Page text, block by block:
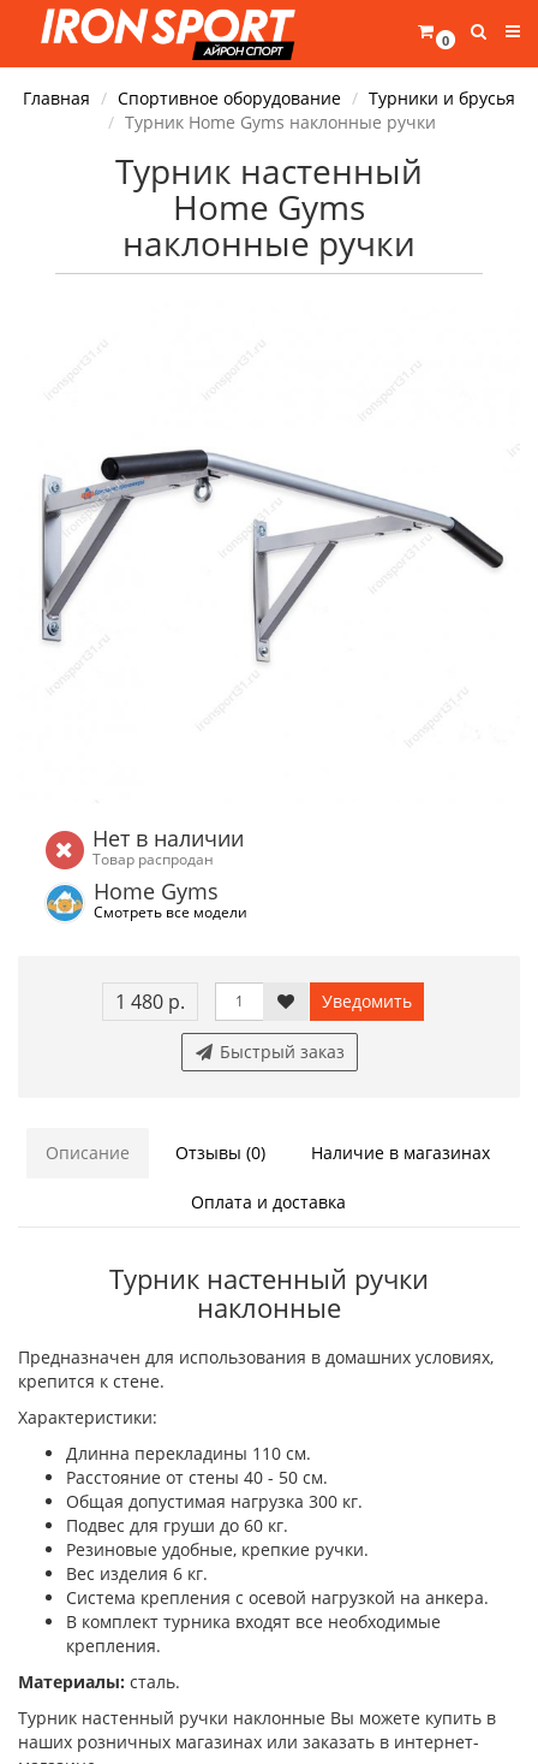
0
Главная Спортивное оборудование
Турники и брусья
Турник Home Gyms наклонные ручки
Турник настенный
Home Gyms
наклонные ручки
Нет в наличии
Товар распродан
Home Gyms
Смотреть все модели
1 480 р. Уведомить
Быстрый заказ
Описание Отзывы (0) Наличие в магазинах
Оплата и доставка
Турник настенный ручки
наклонные
Предназначен для использования в домашних условиях,
крепится к стене.
Характеристики:
Длинна перекладины 110 см.
Расстояние от стены 40 - 50 см.
Общая допустимая нагрузка 300 кг.
Подвес для груши до 60 кг.
Резиновые удобные, крепкие ручки.
Вес изделия 6 кг.
Система крепления с осевой нагрузкой на анкера.
В комплект турника входят все необходимые
крепления.
Материалы: сталь.
Турник настенный ручки наклонные Вы можете купить в
наших розничных магазинах или заказать в интернет-